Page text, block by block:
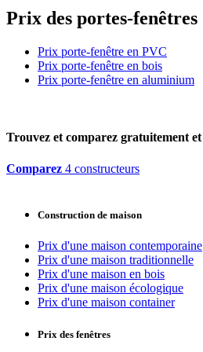
Prix des portes-fenêtres
Prix porte-fenêtre en PVC
Prix porte-fenêtre en bois
Prix porte-fenêtre en aluminium
Trouvez et comparez gratuitement et
Comparez 4 constructeurs
Construction de maison
Prix d'une maison contemporaine
Prix d'une maison traditionnelle
Prix d'une maison en bois
Prix d'une maison écologique
Prix d'une maison container
Prix des fenêtres